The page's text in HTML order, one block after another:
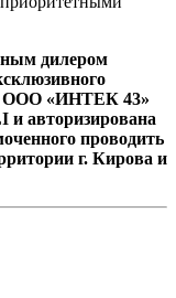
дилером
ООО «ИНТЕК 43»
и авторизирована
проводить
г. Кирова и